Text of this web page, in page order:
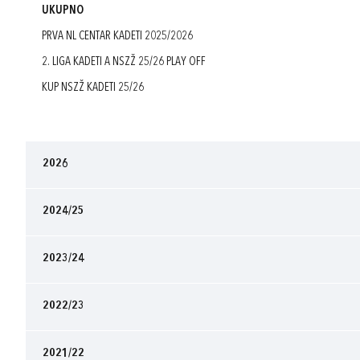
UKUPNO
PRVA NL CENTAR KADETI 2025/2026
2. LIGA KADETI A NSZŽ 25/26 PLAY OFF
KUP NSZŽ KADETI 25/26
2026
2024/25
2023/24
2022/23
2021/22